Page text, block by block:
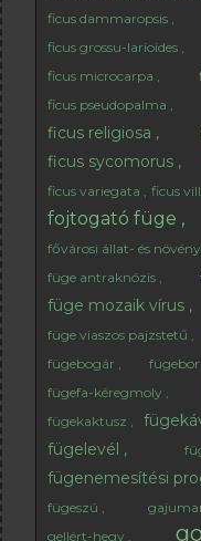
ficus dammaropsis
ficus grossu-larioides
ficus microcarpa
ficus pseudopalma
ficus religiosa
ficus sycomorus
ficus variegata
ficus
fojtogató füge
fővárosi állat- és
füge antraknózis
füge mozaik vírus
füge viaszos pajzstetű
fügebogár
fügebor
fügefa-kéregmoly
fügekaktusz
fügelevél
fügenemesítési
fügeszú
gellért-hegy